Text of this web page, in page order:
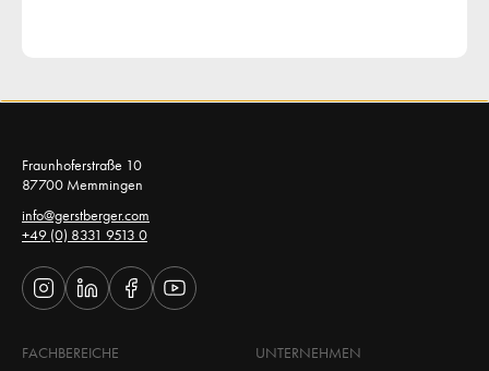
Fraunhoferstraße 10
87700 Memmingen
info@gerstberger.com
+49 (0) 8331 9513 0
FACHBEREICHE
UNTERNEHMEN